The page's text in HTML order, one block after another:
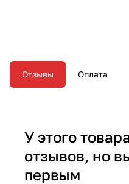
Отзывы Оплата
У этого
отзывов, но
первым